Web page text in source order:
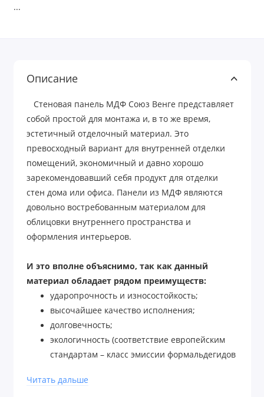
...
Описание
Стеновая панель МДФ Союз Венге представляет
собой простой для монтажа и, в то же время,
эстетичный отделочный материал. Это
превосходный вариант для внутренней отделки
помещений, экономичный и давно хорошо
зарекомендовавший себя продукт для отделки
стен дома или офиса. Панели из МДФ являются
довольно востребованным материалом для
облицовки внутреннего пространства и
оформления интерьеров.
И это вполне объяснимо, так как данный
материал обладает рядом преимуществ:
ударопрочность и износостойкость;
высочайшее качество исполнения;
долговечность;
экологичность (соответствие европейским
стандартам – класс эмиссии формальдегидов
Читать дальше